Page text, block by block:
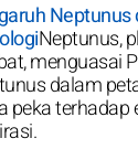
Neptunus
Neptunus,
menguasai
dalam
peka terhadap